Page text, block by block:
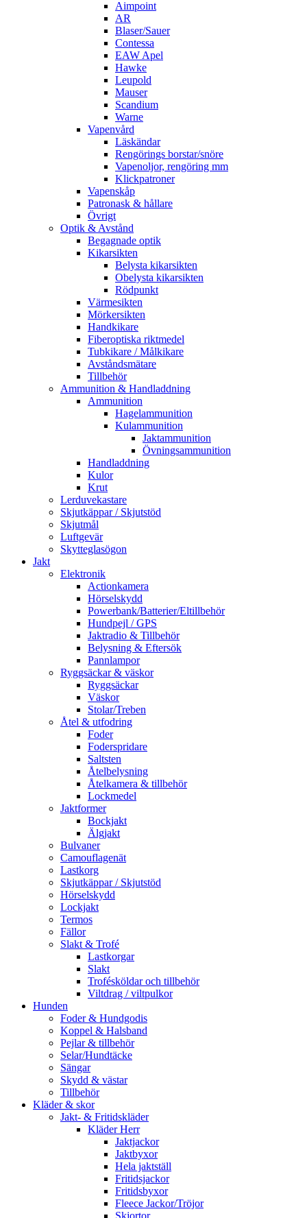
Aimpoint
AR
Blaser/Sauer
Contessa
EAW Apel
Hawke
Leupold
Mauser
Scandium
Warne
Vapenvård
Läskändar
Rengörings borstar/snöre
Vapenoljor, rengöring mm
Klickpatroner
Vapenskåp
Patronask & hållare
Övrigt
Optik & Avstånd
Begagnade optik
Kikarsikten
Belysta kikarsikten
Obelysta kikarsikten
Rödpunkt
Värmesikten
Mörkersikten
Handkikare
Fiberoptiska riktmedel
Tubkikare / Målkikare
Avståndsmätare
Tillbehör
Ammunition & Handladdning
Ammunition
Hagelammunition
Kulammunition
Jaktammunition
Övningsammunition
Handladdning
Kulor
Krut
Lerduvekastare
Skjutkäppar / Skjutstöd
Skjutmål
Luftgevär
Skytteglasögon
Jakt
Elektronik
Actionkamera
Hörselskydd
Powerbank/Batterier/Eltillbehör
Hundpejl / GPS
Jaktradio & Tillbehör
Belysning & Eftersök
Pannlampor
Ryggsäckar & väskor
Ryggsäckar
Väskor
Stolar/Treben
Åtel & utfodring
Foder
Foderspridare
Saltsten
Åtelbelysning
Åtelkamera & tillbehör
Lockmedel
Jaktformer
Bockjakt
Älgjakt
Bulvaner
Camouflagenät
Lastkorg
Skjutkäppar / Skjutstöd
Hörselskydd
Lockjakt
Termos
Fällor
Slakt & Trofé
Lastkorgar
Slakt
Trofésköldar och tillbehör
Viltdrag / viltpulkor
Hunden
Foder & Hundgodis
Koppel & Halsband
Pejlar & tillbehör
Selar/Hundtäcke
Sängar
Skydd & västar
Tillbehör
Kläder & skor
Jakt- & Fritidskläder
Kläder Herr
Jaktjackor
Jaktbyxor
Hela jaktställ
Fritidsjackor
Fritidsbyxor
Fleece Jackor/Tröjor
Skjortor